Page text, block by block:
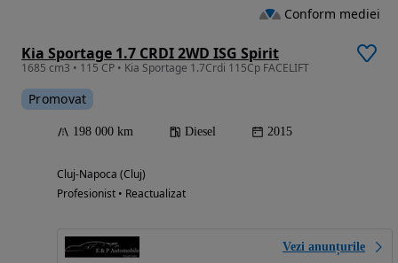
Kia Sportage 1.7 CRDI 2WD ISG Spirit
1685 cm3 • 115 CP • Kia Sportage 1.7Crdi 115Cp FACELIFT
Promovat
198 000 km Diesel 2015
Cluj-Napoca (Cluj)
Profesionist • Reactualizat
Vezi anunțurile
Conform mediei